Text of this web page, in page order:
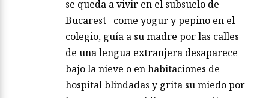
se queda a vivir en el subsuelo de
Bucarest come yogur y pepino en el
colegio, guía a su madre por las calles
de una lengua extranjera desaparece
bajo la nieve o en habitaciones de
hospital blindadas y grita su miedo por